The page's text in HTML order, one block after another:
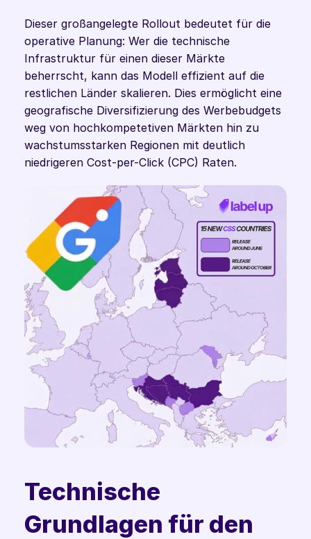
Dieser großangelegte Rollout bedeutet für die
operative Planung: Wer die technische
Infrastruktur für einen dieser Märkte
beherrscht, kann das Modell effizient auf die
restlichen Länder skalieren. Dies ermöglicht eine
geografische Diversifizierung des Werbebudgets
weg von hochkompetetiven Märkten hin zu
wachstumsstarken Regionen mit deutlich
niedrigeren Cost-per-Click (CPC) Raten.
Technische
Grundlagen für den